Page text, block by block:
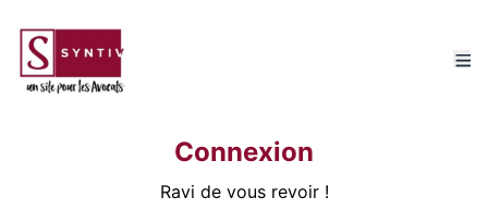
Connexion
Ravi de vous revoir !